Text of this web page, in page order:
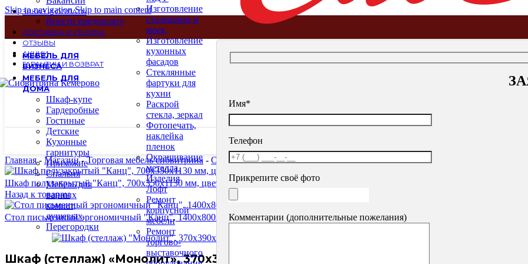
Skip to navigationSkip to main content
ЗАКАЗ И ОПЛАТА
Внести предоплату
ДОСТАВКА И СБОРКА
ОТЗЫВЫ
АКЦИИ
ГАРАНТИИ И ВОЗВРАТ
МЕБЕЛЬ ДЛЯ
БИЗНЕСА
МЕБЕЛЬ ДЛЯ
ДОМА
Шкаф-купе
Гардеробные
Гостиные
Детские
Кухонные
гарнитуры
Прихожие
Спальня
Мебель для
ванных
комнат,
душевых
Перегородки
Изготовление
столещниц и
моек
Изготовление
кухонных
фасадов
Стеклянные
фартуки для
кухни
Раскрой
стекла, зеркал
Фотопечать,
наклейка
пленок
Окрашивание
металла.
Изделия
Лофт
Ремонт
корпусной
мебели
Ремонт
торгово-
выставочного
Имя*
Телефон
Прикрепите своё фото
Комментарии (дополнительные пожелания)
Главная- Магазин-Торговая мебель сибвитрина - Офисная мебель-Брифинг-приставка к столам-Шкаф (стеллаж)
Шкаф полузакрытый "Канц", 700х350х1130 мм, цвет орех пирамидальный (КОМПЛЕКТ)
Назад к товарам
Стол письменный эргономичный "Канц", 1400х800х750 мм, левый, цвет бук невский, СК36.104591
Шкаф (стеллаж) «Монолит», 370х390х2050 мм, 4 полки, цвет бук бавария, КМ45.1